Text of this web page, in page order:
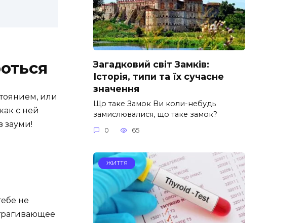
или
с ней
зауми!
не
Загадковий світ Замків:
Історія, типи та їх сучасне
значення
Що таке Замок Ви коли-небудь
замислювалися, що таке замок?
0 65
ЖИТТЯ